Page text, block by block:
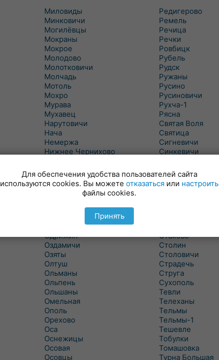
Миловиды
Минковичи
Могилёвцы
Мокраны
Мокрое
Молодово
Молотковичи
Молчадь
Мотоль
Мохро
Мурава
Мухавец
Нарутовичи
Нача
Немержа
Нижнее Чернихово
Новицковичи
Новоселки
Новые Засимовичи
Новые Лыщицы
Оберовщина
Одрижин
Оздамичи
Озяты
Олтуш
Ольманы
Ольпень
Ольшаны
Омельная
Ополь
Орехово
Оса
Оснежицы
Осовая
Осовцы
Редигерово
Ремель
Речица
Речки
Ровбицк
Рубель
Рудск
Ружаны
Русино
Русиновичи
Рухча-1
Рясна
Святая Воля
Святица
Сигневичи
Синкевичи
Снитово
Соколово
Сочивки
Стахово
Столин
Столовичи
Страдечь
Струга
Сухополь
Тевли
Телеханы
Тельмы
Тельмы-1
Тешевле
Тобулки
Томашовка
Турна Большая
Для обеспечения удобства пользователей сайта
используются cookies. Вы можете отказаться или настроить
файлы cookies.
Принять